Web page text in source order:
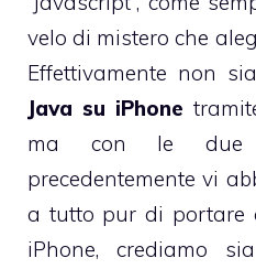
velo di mistero che
Effettivamente non
Java su iPhone
ma con le due
precedentemente vi
a tutto pur di portare
iPhone, crediamo